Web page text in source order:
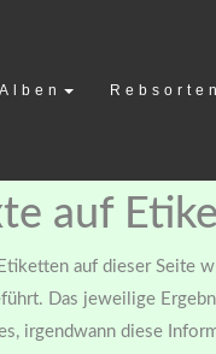
Alben
auf
auf dieser Seite
Das jeweilige
irgendwann diese